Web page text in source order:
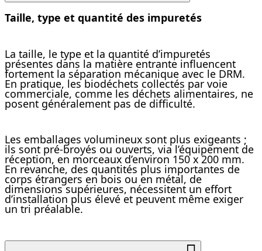
Taille, type et quantité des impuretés
La taille, le type et la quantité d’impuretés
présentes dans la matière entrante influencent
fortement la séparation mécanique avec le DRM.
En pratique, les biodéchets collectés par voie
commerciale, comme les déchets alimentaires, ne
posent généralement pas de difficulté.
Les emballages volumineux sont plus exigeants ;
ils sont pré-broyés ou ouverts, via l’équipement de
réception, en morceaux d’environ 150 x 200 mm.
En revanche, des quantités plus importantes de
corps étrangers en bois ou en métal, de
dimensions supérieures, nécessitent un effort
d’installation plus élevé et peuvent même exiger
un tri préalable.